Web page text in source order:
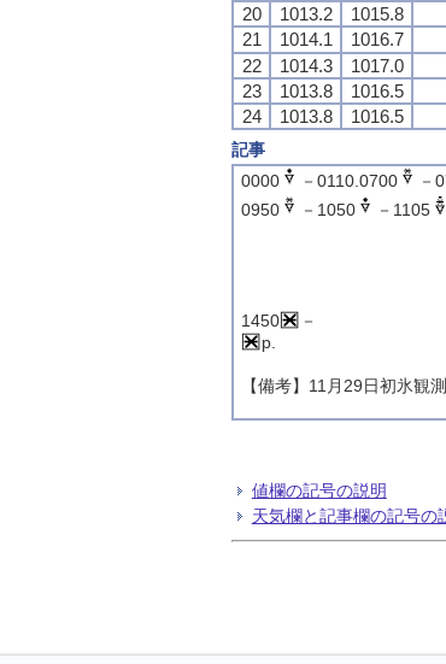
20
1013.2 1015.8
21
1014.1 1016.7
22
1014.3 1017.0
23
1013.8 1016.5
24
1013.8 1016.5
記事
0000
－0110.0700 －
0950
－1050 －1105
1450
－
p.
【備考】11月29日初氷観
値欄の記号の説明
天気欄と記事欄の記号の